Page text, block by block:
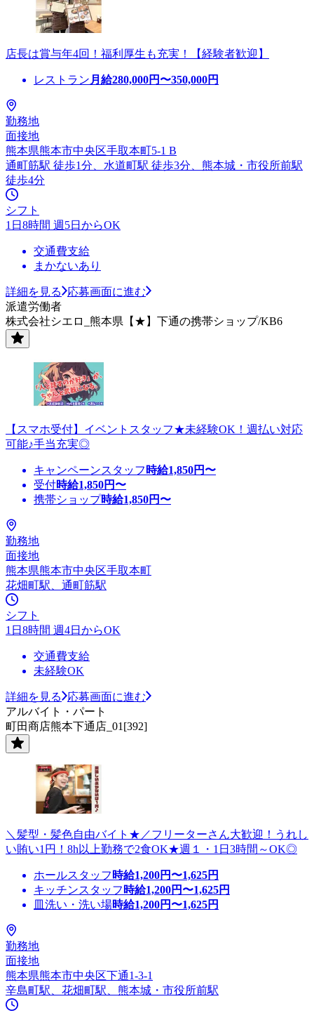
店長は賞与年4回！福利厚生も充実！【経験者歓迎】
レストラン 月給280,000円〜350,000円
勤務地
面接地
熊本県熊本市中央区手取本町5-1 B
通町筋駅 徒歩1分、水道町駅 徒歩3分、熊本城・市役所前駅
徒歩4分
シフト
1日8時間 週5日からOK
交通費支給
まかないあり
詳細を見る
応募画面に進む
派遣労働者
株式会社シエロ_熊本県【★】下通の携帯ショップ/KB6
【スマホ受付】イベントスタッフ★未経験OK！週払い対応
可能♪手当充実◎
キャンペーンスタッフ 時給1,850円〜
受付時給1,850円〜
携帯ショップ時給1,850円〜
勤務地
面接地
熊本県熊本市中央区手取本町
花畑町駅、通町筋駅
シフト
1日8時間 週4日からOK
交通費支給
未経験OK
詳細を見る
応募画面に進む
アルバイト・パート
町田商店熊本下通店_01[392]
＼髪型・髪色自由バイト★／フリーターさん大歓迎！うれし
い賄い1円！8h以上勤務で2食OK★週１・1日3時間～OK◎
ホールスタッフ 時給1,200円〜1,625円
キッチンスタッフ 時給1,200円〜1,625円
皿洗い・洗い場時給1,200円〜1,625円
勤務地
面接地
熊本県熊本市中央区下通1-3-1
辛島町駅、花畑町駅、熊本城・市役所前駅